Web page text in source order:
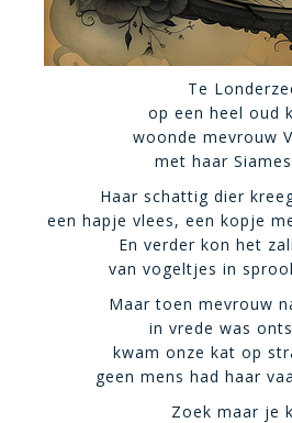
Te
op een heel oud
woonde mevrouw
met haar
Haar schattig dier
een hapje vlees, een kopje
En verder kon het
van vogeltjes in
Maar toen mevrouw
in vrede was
kwam onze kat op
geen mens had haar
Zoek maar je